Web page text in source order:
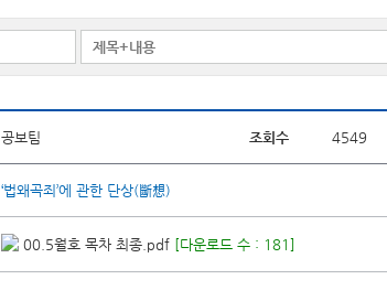
공보팀 조회수 4549
‘법왜곡죄’에 관한 단상(斷想)
00.5월호 목차 최종.pdf [다운로드 수 : 181]